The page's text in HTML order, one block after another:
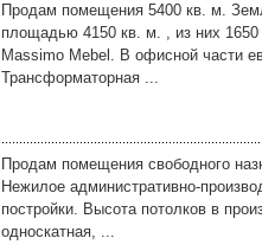
Продам помещения 5400 кв. м.
площадью 4150 кв. м. , из них 1650
Massimo Mebel. В офисной части
Трансформаторная ...
Продам помещения свободного
Нежилое административно-
постройки. Высота потолков в
односкатная, ...